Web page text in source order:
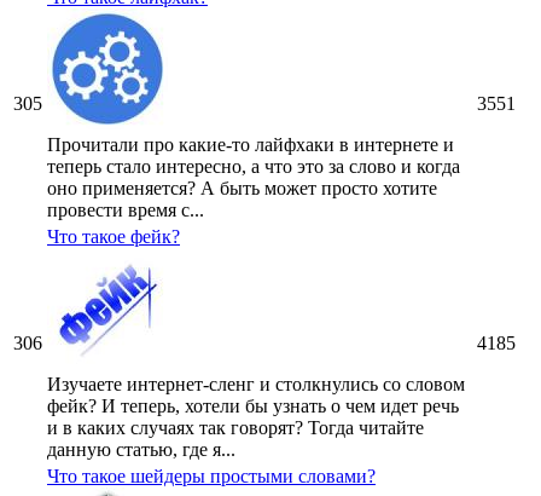
305
Прочитали про какие-то лайфхаки в интернете и
теперь стало интересно, а что это за слово и когда
оно применяется? А быть может просто хотите
провести время с...
3551
306
Что такое фейк?
Изучаете интернет-сленг и столкнулись со словом
фейк? И теперь, хотели бы узнать о чем идет речь
и в каких случаях так говорят? Тогда читайте
данную статью, где я...
4185
Что такое шейдеры простыми словами?